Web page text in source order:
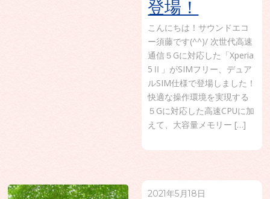
登場！
こんにちは！サウンドエコ
ー須藤です(^^)/ 次世代高速
通信５Gに対応した「Xperia
5Ⅱ」がSIMフリー、デュア
ルSIM仕様で登場しました！
快適な操作環境を実現する
５Gに対応した高速CPUに加
えて、大容量メモリー […]
2021年5月18日